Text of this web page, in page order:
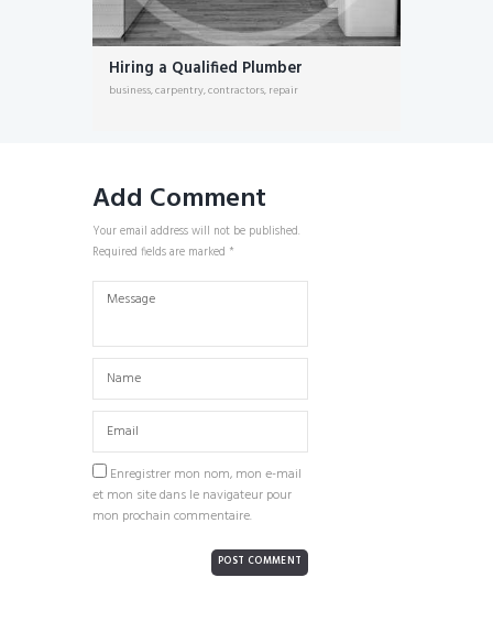
Hiring a Qualified Plumber
business,carpentry,contractors,repair
Add Comment
Your email address will not be published.
Required fields are marked *
Enregistrer mon nom, mon e-mail
et mon site dans le navigateur pour
mon prochain commentaire.